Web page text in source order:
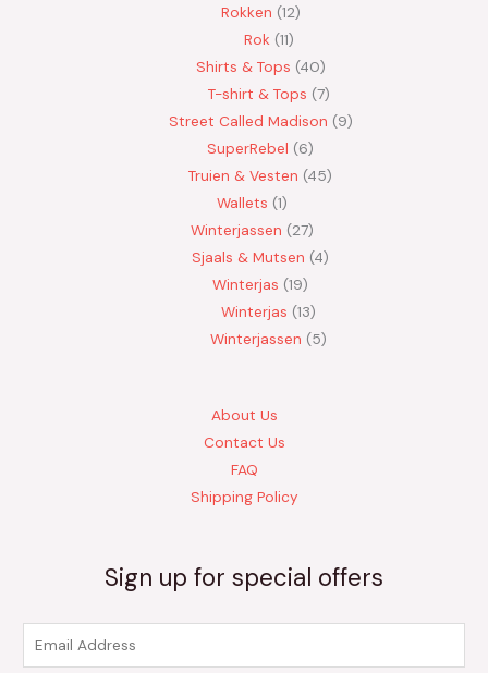
Rokken 12
Rok 11
Shirts & Tops 40
T-shirt & Tops 7
Street Called Madison 9
SuperRebel
6
Truien & Vesten 45
Wallets 1
Winterjassen
27
Sjaals & Mutsen 4
Winterjas 19
Winterjas 13
Winterjassen
5
About Us
Contact Us
FAQ
Shipping Policy
Sign up for special offers
m